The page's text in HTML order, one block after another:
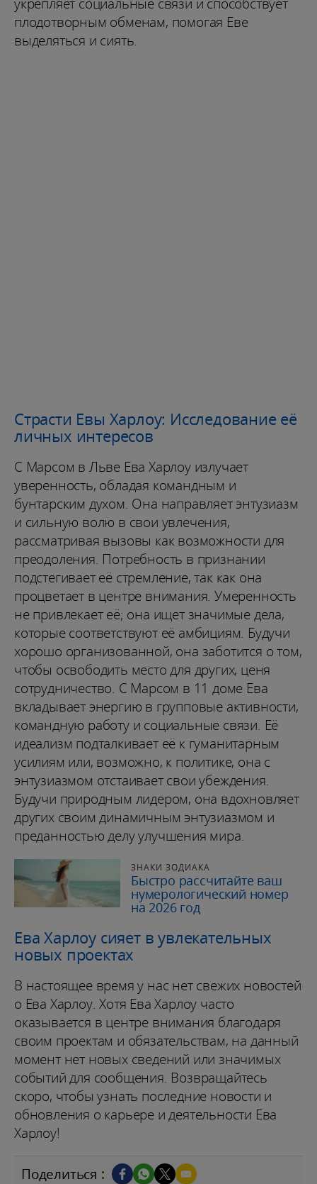
плодотворным обменам, помогая Еве
выделяться и сиять.
Страсти Евы Харлоу: Исследование её
личных интересов
С Марсом в Льве Ева Харлоу излучает
уверенность, обладая командным и
бунтарским духом. Она направляет энтузиазм
и сильную волю в свои увлечения,
рассматривая вызовы как возможности для
преодоления. Потребность в признании
подстегивает её стремление, так как она
процветает в центре внимания. Умеренность
не привлекает её; она ищет значимые дела,
которые соответствуют её амбициям. Будучи
хорошо организованной, она заботится о том,
чтобы освободить место для других, ценя
сотрудничество. С Марсом в 11 доме Ева
вкладывает энергию в групповые активности,
командную работу и социальные связи. Её
идеализм подталкивает её к гуманитарным
усилиям или, возможно, к политике, она с
энтузиазмом отстаивает свои убеждения.
Будучи природным лидером, она вдохновляет
других своим динамичным энтузиазмом и
преданностью делу улучшения мира.
ЗНАКИ ЗОДИАКА
Быстро рассчитайте ваш
нумерологический номер
на 2026 год
Ева Харлоу сияет в увлекательных
новых проектах
В настоящее время у нас нет свежих новостей
о Ева Харлоу. Хотя Ева Харлоу часто
оказывается в центре внимания благодаря
своим проектам и обязательствам, на данный
момент нет новых сведений или значимых
событий для сообщения. Возвращайтесь
скоро, чтобы узнать последние новости и
обновления о карьере и деятельности Ева
Харлоу!
Поделиться :